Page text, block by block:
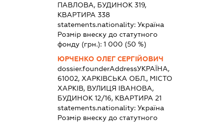
ПАВЛОВА, БУДИНОК 319,
КВАРТИРА 338
statements.nationality: Україна
Розмір внеску до статутного
фонду (грн.): 1 000 (50 %)
ЮРЧЕНКО ОЛЕГ СЕРГІЙОВИЧ
dossier.founderAddressУКРАЇНА,
61002, ХАРКІВСЬКА ОБЛ., МІСТО
ХАРКІВ, ВУЛИЦЯ ІВАНОВА,
БУДИНОК 12/16, КВАРТИРА 21
statements.nationality: Україна
Розмір внеску до статутного